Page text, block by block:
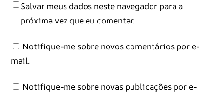
Salvar meus dados neste navegador para a
próxima vez que eu comentar.
Notifique-me sobre novos comentários por e-
mail.
Notifique-me sobre novas publicações por e-